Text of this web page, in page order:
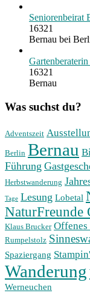
Seniorenbeirat
16321
Bernau bei
16321
Bernau
Was suchst du?
Adventszeit
Berlin Bernau
Führung
Herbstwanderung
Tage Lesung Lobetal
NaturFreunde
Klaus Brucker
Rumpelstolz
Spaziergang
Wanderung
Werneuchen